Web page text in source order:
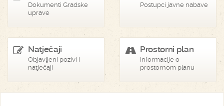
Dokumenti Gradske
uprave
Postupci javne nabave
Natječaji
Objavljeni pozivi i
natječaji
Prostorni plan
Informacije o
prostornom planu